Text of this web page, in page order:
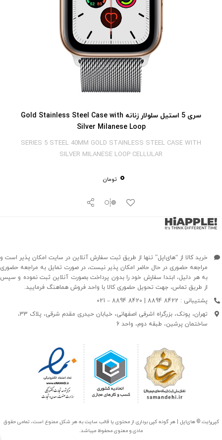
سری 5 استیل سلولار زنانه Gold Stainless Steel Case with
Silver Milanese Loop
SERIES 5 STEEL 40MM GOLD STAINLESS STEEL CASE WITH
SILVER MILANESE LOOP CELLULAR
0 تومان
خرید کالا از “های‌اپل” تنها از طریق ثبت سفارش آنلاین در سایت امکان پذیر است و
مراجعه حضوری در حال حاضر امکان پذیر نیست، در صورت تمایل به مراجعه حضوری
به هر دلیل، ابتدا سفارش خود را بدون پرداخت بصورت آنلاین ثبت نموده و سپس
از طریق تماس، جهت تحویل حضوری کالا با واحد فروش هماهنگ فرمایید.
پشتیبانی : 8422 8894 | 8420 8894 – 021
تهران، پونک، بزرگراه اشرفی اصفهانی، خیابان حیدری مقدم شرقی، پلاک 33،
ساختمان پرشین، طبقه دوم، واحد 6
کپی‌رایت © های‌اپل | هر گونه کپی برداری از محتوی یا قالب سایت به هر شکل ممنوع است، تمامی حقوق
مادی و معنوی محفوظ میباشد.